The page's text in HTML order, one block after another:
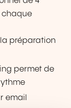
chaque
préparation
permet de
email